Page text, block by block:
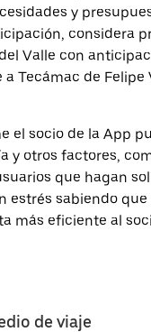
y
considera
Valle con
Tecámac de Felipe
el socio de la App
y otros factores,
que hagan
estrés sabiendo
más eficiente al
de viaje